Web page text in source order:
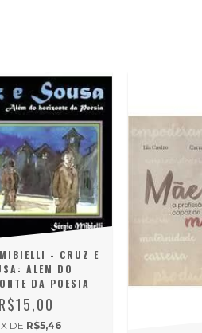
- CRUZ E
ALEM DO
DA POESIA
R$15,00
X DE R$5,46